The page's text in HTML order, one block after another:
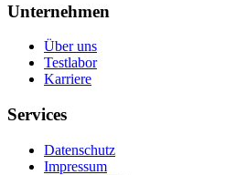
Unternehmen
Über uns
Testlabor
Karriere
Services
Datenschutz
Impressum